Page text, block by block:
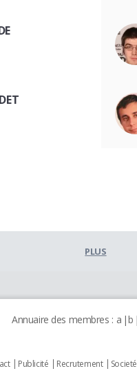
PLUS
Annuaire des membres : a b
Publicité Recrutement Societé